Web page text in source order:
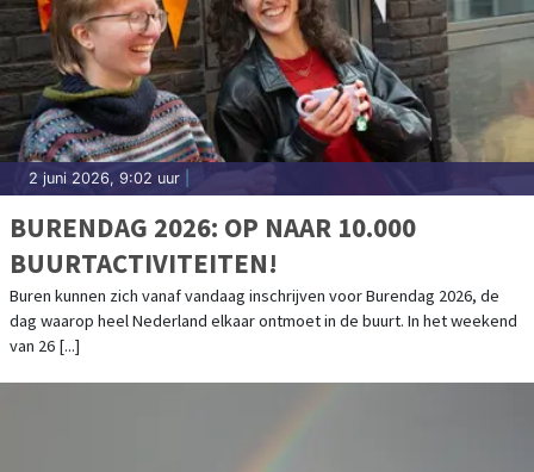
2 juni 2026, 9:02 uur
BURENDAG 2026: OP NAAR 10.000
BUURTACTIVITEITEN!
Buren kunnen zich vanaf vandaag inschrijven voor Burendag 2026, de
dag waarop heel Nederland elkaar ontmoet in de buurt. In het weekend
van 26 [...]